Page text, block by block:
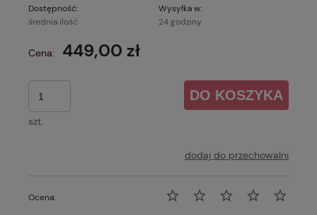
Dostępność:
średnia ilość
Wysyłka w:
24 godziny
Cena: 449,00 zł
szt.
DO KOSZYKA
dodaj do przechowalni
Ocena: